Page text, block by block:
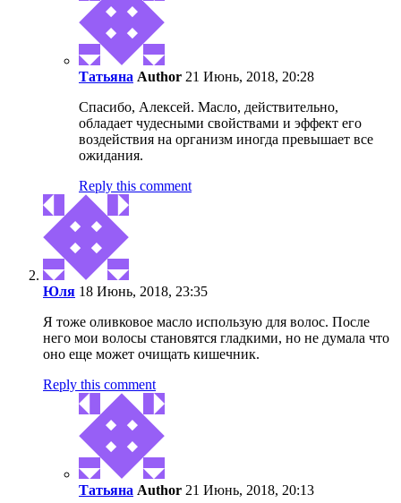
Татьяна Author 21 Июнь, 2018, 20:28
Спасибо, Алексей. Масло, действительно,
обладает чудесными свойствами и эффект его
воздействия на организм иногда превышает все
ожидания.
Reply this comment
Юля 18 Июнь, 2018, 23:35
Я тоже оливковое масло использую для волос. После
него мои волосы становятся гладкими, но не думала что
оно еще может очищать кишечник.
Reply this comment
Татьяна Author 21 Июнь, 2018, 20:13